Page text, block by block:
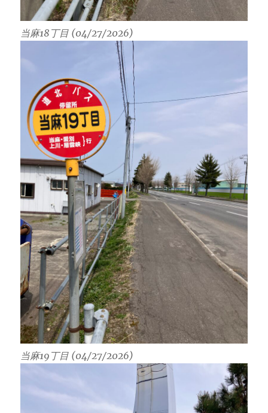
当麻18丁目 (04/27/2026)
当麻19丁目 (04/27/2026)